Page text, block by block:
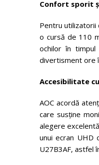
Confort sporit
Pentru utilizatorii
o cursă de 110
ochilor în
divertisment ore
Accesibilitate
AOC acordă
care susține
alegere
unui ecran UHD
U27B3AF, astfel